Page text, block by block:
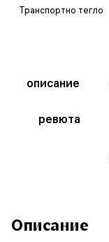
Транспортно тегло
описание
ревюта
Описание